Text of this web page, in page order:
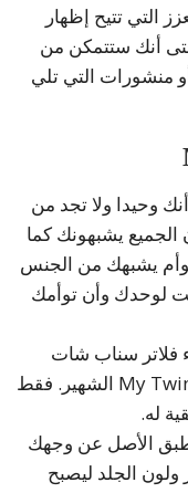
التي تتيح إظهار
أنك ستتمكن من
منشورات التي تلي
وحيدا ولا تجد من
يشبهونك كما
يشبهك من الجنس
لوحدك وأن توأمك
فلاتر سناب شات
2021 وجدت ذلك من خلال فلتر My Twin الشهير. فقط
له.
طبق الأصل عن وجهك
ولون الجلد ليصبح